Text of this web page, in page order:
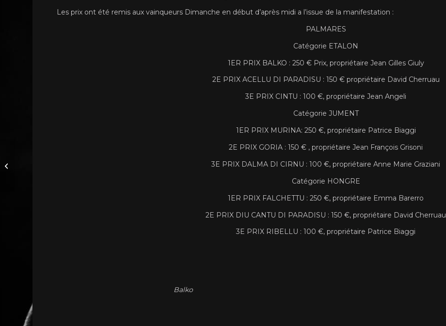
Les prix ont été remis aux vainqueurs Dimanche en début d’après midi a l’issue de la manifestation :
PALMARES
Catégorie ETALON
1ER PRIX BALKO : 250 € Prix, propriétaire Jean Gilles Giuly
2E PRIX ACELLU DI PARADISU : 150 € propriétaire David Cherruau
3E PRIX CINTU : 100 €, propriétaire Jean Angeli
Catégorie JUMENT
1ER PRIX MURINA: 250 €, propriétaire Patrice Biaggi
2E PRIX GORIA : 150 € , propriétaire Jean François Grisoni
3E PRIX DALMA DI CIRNU : 100 €, propriétaire Anne Marie Graziani
Catégorie HONGRE
1ER PRIX FALCHETTU : 250 €, propriétaire Emma Barerro
2E PRIX DIU CANTU DI PARADISU : 150 €, propriétaire David Cherruau
3E PRIX RIBELLU : 100 €, propriétaire Patrice Biaggi
Balko